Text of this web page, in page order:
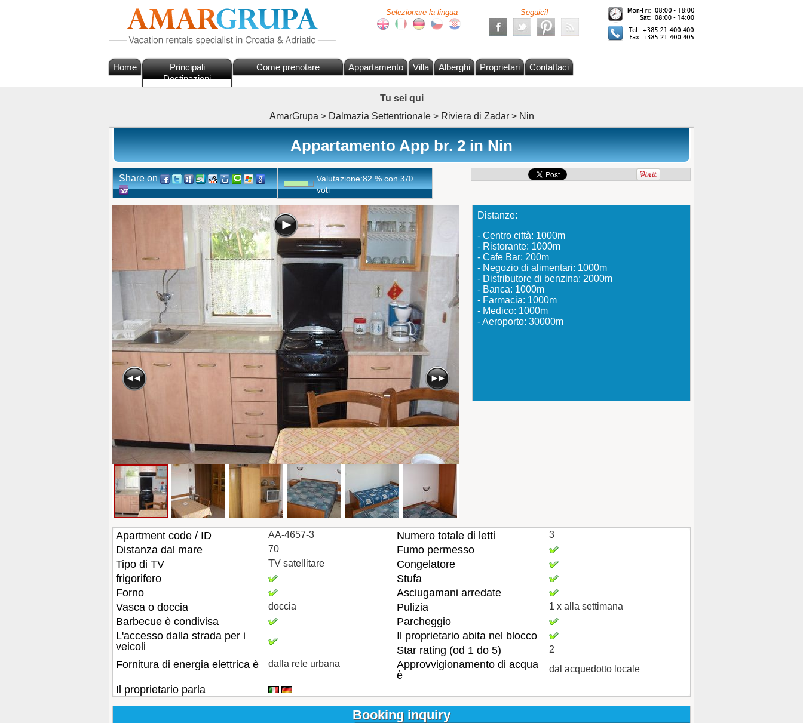
Selezionare la lingua Seguici!
Home
Principali
Destinazioni
Come prenotare Appartamento Villa Alberghi Proprietari Contattaci
Tu sei qui
AmarGrupa > Dalmazia Settentrionale > Riviera di Zadar > Nin
Appartamento App br. 2 in Nin
Share on Valutazione:82%con370
voti
Distanze:
- Centro città: 1000m
- Ristorante: 1000m
- Cafe Bar: 200m
- Negozio di alimentari: 1000m
- Distributore di benzina: 2000m
- Banca: 1000m
- Farmacia: 1000m
- Medico: 1000m
- Aeroporto: 30000m
Apartment code / ID AA-4657-3 Numero totale di letti 3
Distanza dal mare 70
Fumo permesso
Tipo di TV
TV satellitare
Congelatore
frigorifero
Stufa
Forno
Asciugamani arredate
Vasca o doccia
doccia Pulizia 1 x alla settimana
Barbecue è condivisa
Parcheggio
L'accesso dalla strada per i
veicoli
Il proprietario abita nel blocco
Star rating (od 1 do 5)
2
Fornitura di energia elettrica è dalla rete urbana
Approvvigionamento di acqua
è
dal acquedotto locale
Il proprietario parla
Booking inquiry